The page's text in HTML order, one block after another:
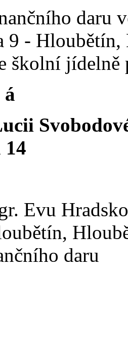
daru
9 -
školní
14
Evu
daru